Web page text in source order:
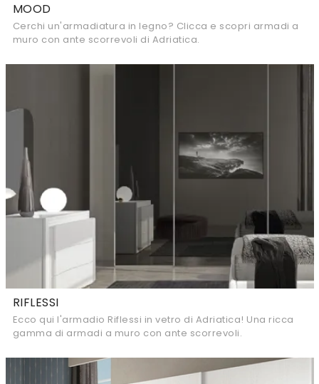
MOOD
Cerchi un'armadiatura in legno? Clicca e scopri armadi a
muro con ante scorrevoli di Adriatica.
RIFLESSI
Ecco qui l'armadio Riflessi in vetro di Adriatica! Una ricca
gamma di armadi a muro con ante scorrevoli.